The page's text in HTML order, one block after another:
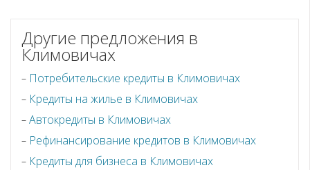
Другие предложения в
Климовичах
Потребительские кредиты в Климовичах
Кредиты на жилье в Климовичах
Автокредиты в Климовичах
Рефинансирование кредитов в Климовичах
Кредиты для бизнеса в Климовичах